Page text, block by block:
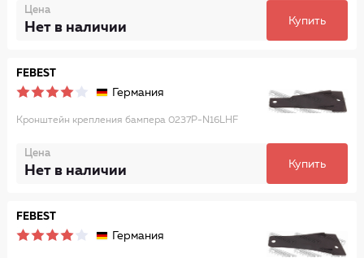
Цена
Нет в наличии Купить
FEBEST
Германия
Кронштейн крепления бампера 0237P-N16LHF
Цена
Нет в наличии Купить
FEBEST
Германия